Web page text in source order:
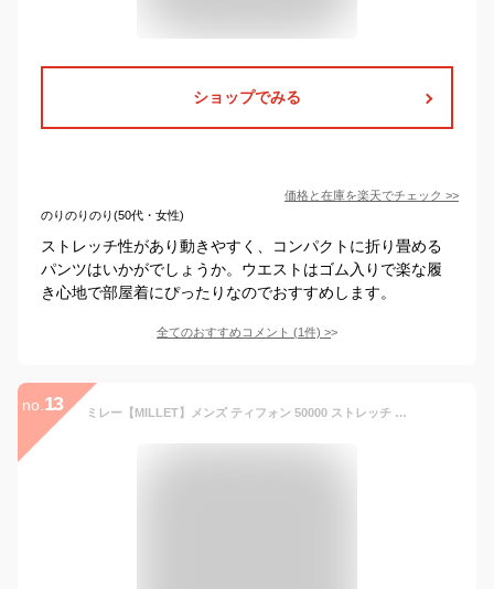
ショップでみる
価格と在庫を楽天でチェック >>
のりのりのり(50代・女性)
ストレッチ性があり動きやすく、コンパクトに折り畳める
パンツはいかがでしょうか。ウエストはゴム入りで楽な履
き心地で部屋着にぴったりなのでおすすめします。
全てのおすすめコメント (1件) >
no. 13 ミレー【MILLET】メンズ ティフォン 50000 ストレッチ トレック パンツ / TYPHON 50000 ST TREK PANT MIV01483 トレッキングパンツ (男性用/全天候型/ストレッチ/防水透湿/防水/ポケッタブル仕様/登山/トレッキング/アウトドア)